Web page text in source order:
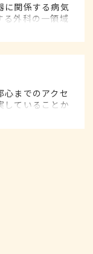
に関係する病気
る外科の一領域
器科と呼ばれ
までのアクセ
していることか
ーパーや飲食店